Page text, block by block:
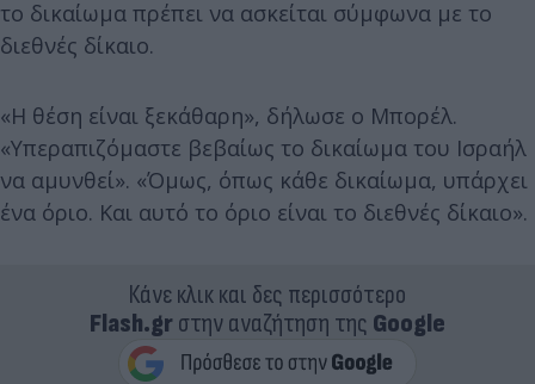
το δικαίωμα πρέπει να ασκείται σύμφωνα με το
διεθνές δίκαιο.
«Η θέση είναι ξεκάθαρη», δήλωσε ο Μπορέλ.
«Υπεραπιζόμαστε βεβαίως το δικαίωμα του Ισραήλ
να αμυνθεί». «Όμως, όπως κάθε δικαίωμα, υπάρχει
ένα όριο. Και αυτό το όριο είναι το διεθνές δίκαιο».
Κάνε κλικ και δες περισσότερο
Flash.grστην αναζήτηση της Google